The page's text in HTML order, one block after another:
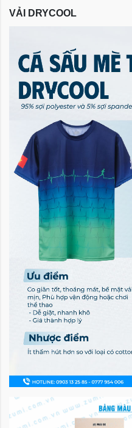
VẢI DRYCOOL